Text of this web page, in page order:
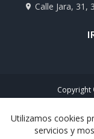
Utilizamos cookies
servicios y
Calle Jara, 31,
Copyright